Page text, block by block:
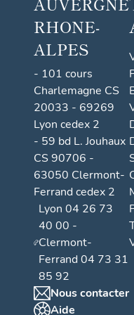
RHONE-
ALPES
- 101 cours
Charlemagne CS
20033 - 69269
Lyon cedex 2
- 59 bd L. Jouhaux
CS 90706 -
63050 Clermont-
Ferrand cedex 2
Lyon 04 26 73
40 00 -
Clermont-
Ferrand 04 73 31
85 92
Nous contacter
Aide